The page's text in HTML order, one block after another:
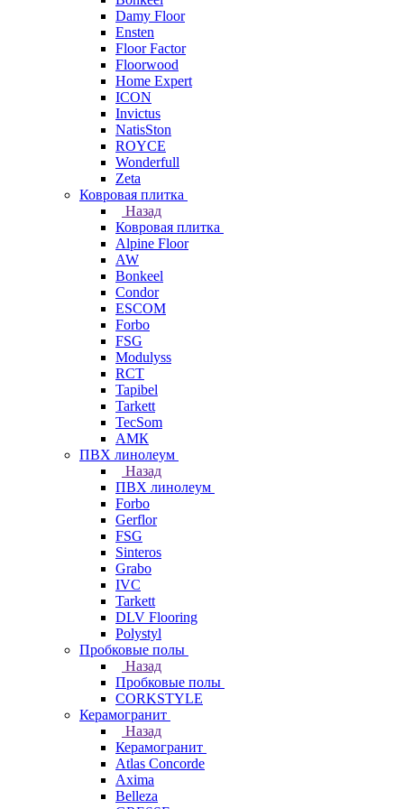
Damy Floor
Ensten
Floor Factor
Floorwood
Home Expert
ICON
Invictus
NatisSton
ROYCE
Wonderfull
Zeta
Ковровая плитка
Назад
Ковровая плитка
Alpine Floor
AW
Bonkeel
Condor
ESCOM
Forbo
FSG
Modulyss
RCT
Tapibel
Tarkett
TecSom
АМК
ПВХ линолеум
Назад
ПВХ линолеум
Forbo
Gerflor
FSG
Sinteros
Grabo
IVC
Tarkett
DLV Flooring
Polystyl
Пробковые полы
Назад
Пробковые полы
CORKSTYLE
Керамогранит
Назад
Керамогранит
Atlas Concorde
Axima
Belleza